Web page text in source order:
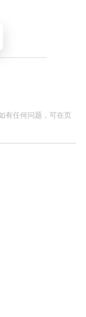
有任何问题，可在页